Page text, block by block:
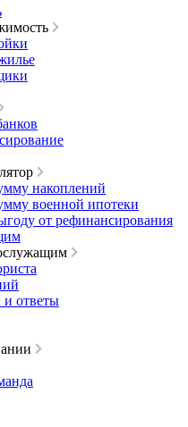
накоплений
военной ипотеки
от рефинансирования
ответы